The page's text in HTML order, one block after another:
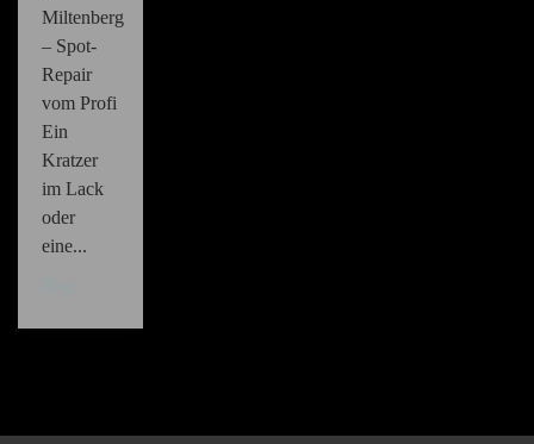
Miltenberg
– Spot-
Repair
vom Profi
Ein
Kratzer
im Lack
oder
eine...